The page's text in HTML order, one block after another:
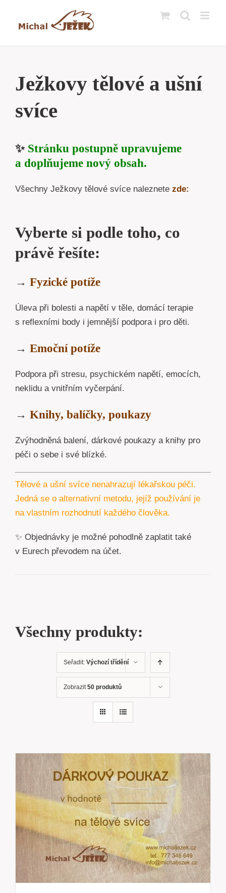
Ježkovy tělové a ušní
svíce
✨ Stránku postupně upravujeme
a doplňujeme nový obsah.
Všechny Ježkovy tělové svíce naleznete zde:
Vyberte si podle toho, co
právě řešíte:
→ Fyzické potíže
Úleva při bolesti a napětí v těle, domácí terapie
s reflexními body i jemnější podpora i pro děti.
→ Emoční potíže
Podpora při stresu, psychickém napětí, emocích,
neklidu a vnitřním vyčerpání.
→ Knihy, balíčky, poukazy
Zvýhodněná balení, dárkové poukazy a knihy pro
péči o sebe i své blízké.
Tělové a ušní svíce nenahrazují lékařskou péči.
Jedná se o alternativní metodu, jejíž používání je
na vlastním rozhodnutí každého člověka.
✨ Objednávky je možné pohodlně zaplatit také
v Eurech převodem na účet.
Všechny produkty:
Seřadit: Výchozí třídění
Zobrazit 50 produktů